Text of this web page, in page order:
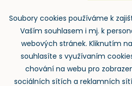
Zpětný odběr
Soubory cookies používáme k
Vaším souhlasem i mj. k
webových stránek. Kliknutím
souhlasíte s využívaním
chování na webu pro
sociálních sítích a reklamních